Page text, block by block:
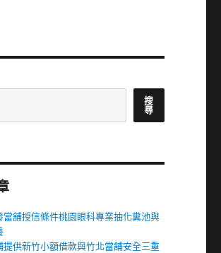
搜
尋
當舖授信條件桃園眼科專業抽化糞池與
提供新竹小額借款與竹北當舖安全三重